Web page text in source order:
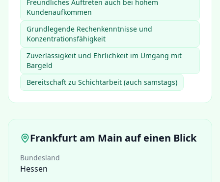
Freundliches Auftreten auch bei hohem
Kundenaufkommen
Grundlegende Rechenkenntnisse und
Konzentrationsfähigkeit
Zuverlässigkeit und Ehrlichkeit im Umgang mit
Bargeld
Bereitschaft zu Schichtarbeit (auch samstags)
Frankfurt am Main auf einen Blick
Bundesland
Hessen